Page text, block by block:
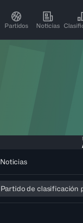
Partidos Noticias
Noticias
Partido de clasificación